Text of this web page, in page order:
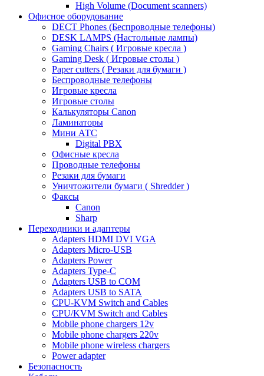
High Volume (Document scanners)
Офисное оборудование
DECT Phones (Беспроводные телефоны)
DESK LAMPS (Настольные лампы)
Gaming Chairs ( Игровые кресла )
Gaming Desk ( Игровые столы )
Paper cutters ( Резаки для бумаги )
Беспроводные телефоны
Игровые кресла
Игровые столы
Калькуляторы Canon
Ламинаторы
Мини АТС
Digital PBX
Офисные кресла
Проводные телефоны
Резаки для бумаги
Уничтожители бумаги ( Shredder )
Факсы
Canon
Sharp
Переходники и адаптеры
Adapters HDMI DVI VGA
Adapters Micro-USB
Adapters Power
Adapters Type-C
Adapters USB to COM
Adapters USB to SATA
CPU-KVM Switch and Cables
CPU/KVM Switch and Cables
Mobile phone chargers 12v
Mobile phone chargers 220v
Mobile phone wireless chargers
Power adapter
Безопасность